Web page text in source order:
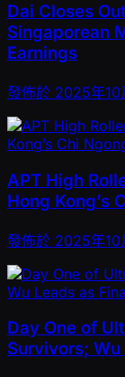
Dai Closes
Singaporean
Earnings
發佈於 2025年10
APT High
Hong Kong’s
發佈於 2025年10
Day One of
Survivors;